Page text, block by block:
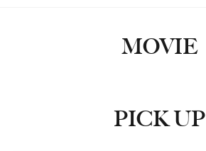
MOVIE
PICK UP